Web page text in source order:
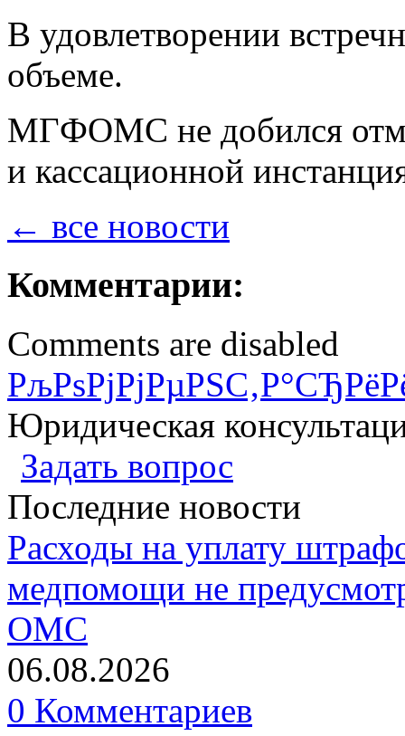
В удовлетворении
объеме.
МГФОМС не добился
и кассационной
← все новости
Комментарии:
Comments are disabled
Юридическая
Задать вопрос
Последние новости
Расходы на уплату
медпомощи не
ОМС
06.08.2026
0 Комментариев